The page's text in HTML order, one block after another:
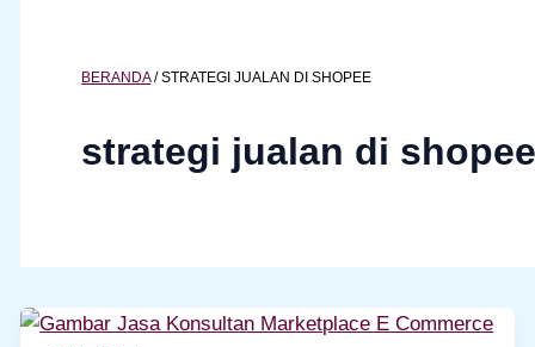
BERANDA/STRATEGI JUALAN DI SHOPEE
strategi jualan di